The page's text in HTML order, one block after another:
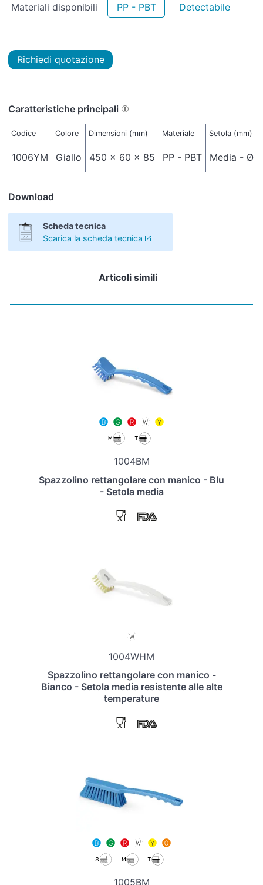
Materiali disponibili PP - PBT Detectabile
Richiedi quotazione
Caratteristiche principali
Codice Colore Dimensioni (mm) Materiale Setola (mm)
1006YM Giallo 450 x 60 x 85 PP - PBT Media - Ø
Download
Scheda tecnica
Scarica la scheda tecnica
Articoli simili
1004BM
Spazzolino rettangolare con manico - Blu
- Setola media
1004WHM
Spazzolino rettangolare con manico -
Bianco - Setola media resistente alle alte
temperature
1005BM